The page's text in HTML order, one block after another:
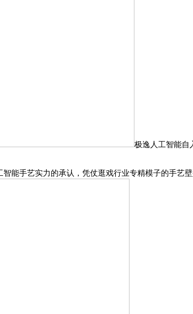
极逸人工智能自
手艺实力的承认，凭仗逛戏行业专精模子的手艺